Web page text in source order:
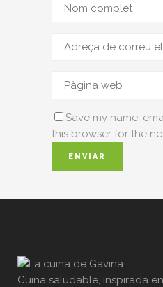
Save my name,
this browser for the
Cuina saludable, inspirada